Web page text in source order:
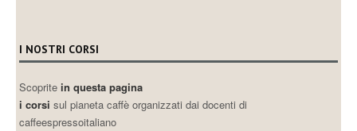
I NOSTRI CORSI
Scopritein questa pagina
i corsi sul pianeta caffè organizzati dai docenti di
caffeespressoitaliano